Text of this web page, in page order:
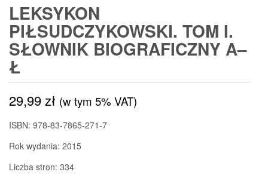
LEKSYKON
PIŁSUDCZYKOWSKI. TOM I.
SŁOWNIK BIOGRAFICZNY A–
Ł
29,99zł (w tym 5% VAT)
ISBN: 978-83-7865-271-7
Rok wydania: 2015
Liczba stron: 334